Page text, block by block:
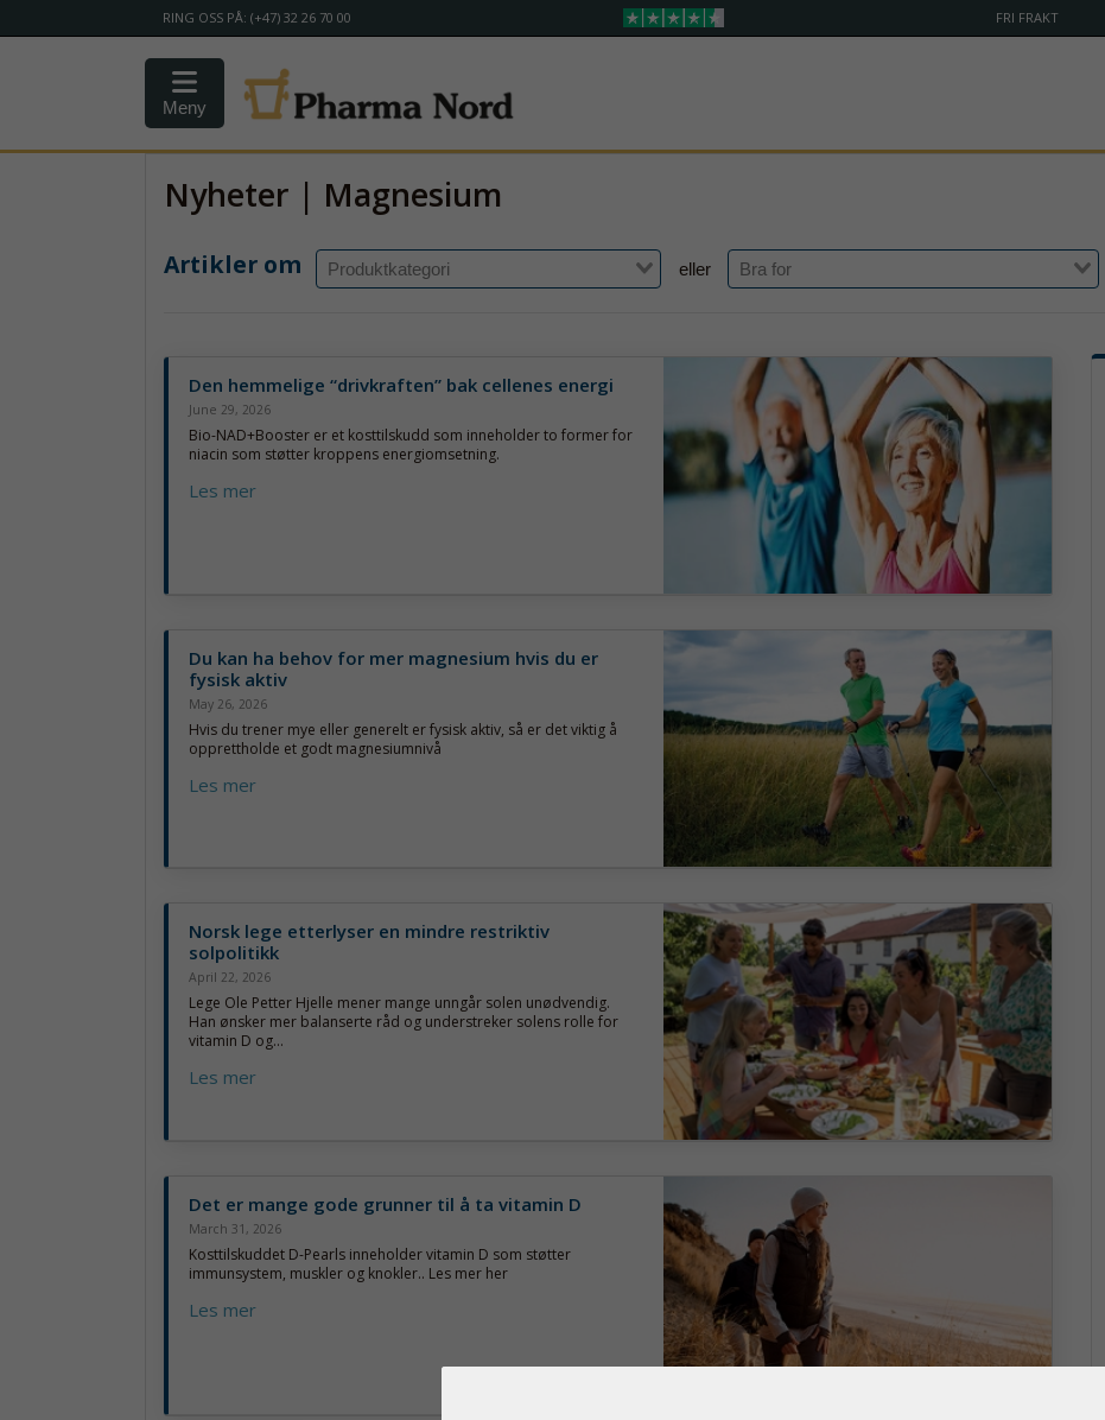
RING OSS PÅ: (+47) 32 26 70 00 FRI FRAKT
Meny
Nyheter | Magnesium
Artikler om eller
Den hemmelige “drivkraften” bak cellenes energi
June 29, 2026
Bio-NAD+Booster er et kosttilskudd som inneholder to former for
niacin som støtter kroppens energiomsetning.
Les mer
Du kan ha behov for mer magnesium hvis du er
fysisk aktiv
May 26, 2026
Hvis du trener mye eller generelt er fysisk aktiv, så er det viktig å
opprettholde et godt magnesiumnivå
Les mer
Norsk lege etterlyser en mindre restriktiv
solpolitikk
April 22, 2026
Lege Ole Petter Hjelle mener mange unngår solen unødvendig.
Han ønsker mer balanserte råd og understreker solens rolle for
vitamin D og...
Les mer
Det er mange gode grunner til å ta vitamin D
March 31, 2026
Kosttilskuddet D-Pearls inneholder vitamin D som støtter
immunsystem, muskler og knokler.. Les mer her
Les mer